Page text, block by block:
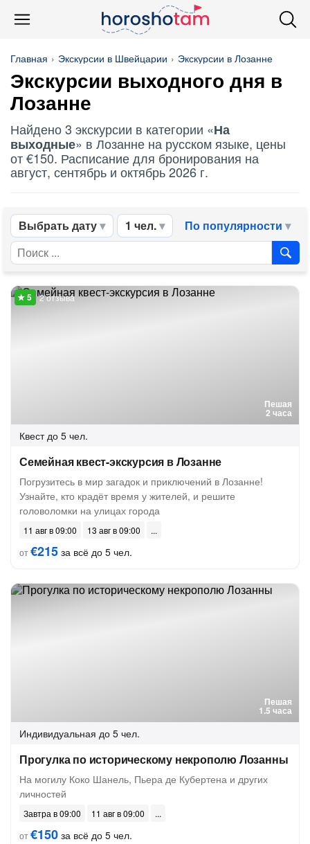
Главная Экскурсии в Швейцарии Экскурсии в Лозанне
Экскурсии выходного дня в
Лозанне
Найдено 3 экскурсии в категории «На
выходные» в Лозанне на русском языке, цены
от €150. Расписание для бронирования на
август, сентябрь и октябрь 2026 г.
Выбрать дату 1 чел. По популярности
Пешая
2 часа
2 отзыва
Квест до 5 чел.
Семейная квест-экскурсия в Лозанне
Погрузитесь в мир загадок и приключений в Лозанне!
Узнайте, кто крадёт время у жителей, и решите
головоломки на улицах города
11 авг в 09:00
13 авг в 09:00
от€215 за всё до 5 чел.
Пешая
1.5 часа
Индивидуальная до 5 чел.
Прогулка по историческому некрополю Лозанны
На могилу Коко Шанель, Пьера де Кубертена и других
личностей
Завтра в 09:00
11 авг в 09:00
от€150 за всё до 5 чел.